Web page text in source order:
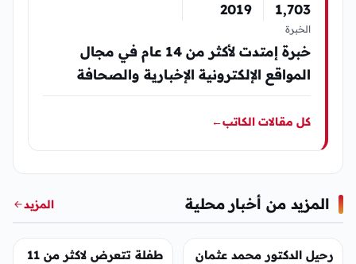
1٬703 2019
الخبرة
خبرة إمتدت لأكثر من 14 عام في مجال
المواقع الإلكترونية الإخبارية والصحافة
كل مقالات الكاتب←
المزيد من أخبار محلية المزيد
أخبار محلية
رحيل الدكتور محمد عثمان
أخبار محلية
طفلة تتعرض لاكثر من 11